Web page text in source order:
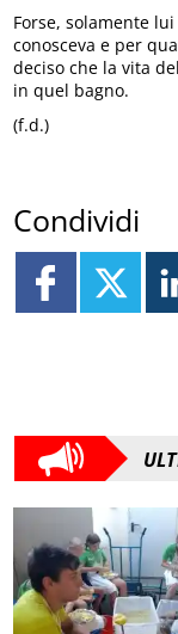
Forse, solamente
conosceva e per
deciso che la vita
in quel bagno.
(f.d.)
Condividi